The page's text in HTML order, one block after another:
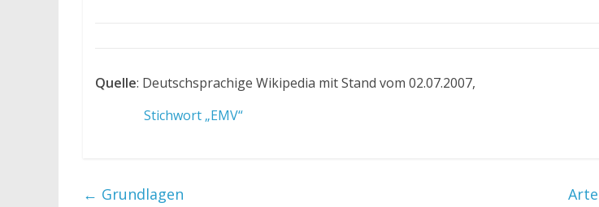
Quelle: Deutschsprachige Wikipedia mit Stand vom 02.07.2007,
Stichwort „EMV“
← Grundlagen